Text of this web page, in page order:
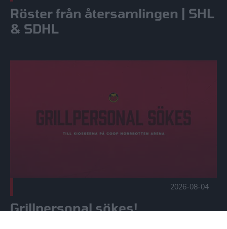
Röster från återsamlingen | SHL
& SDHL
2026-08-04
Grillpersonal sökes!